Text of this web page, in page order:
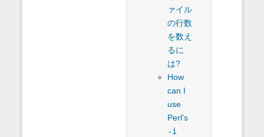
ァイル
の行数
を数え
るに
は?
How
can I
use
Perl's
-i